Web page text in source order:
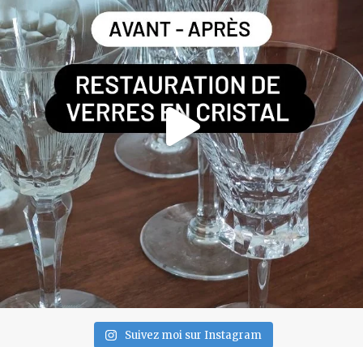
Suivez moi sur Instagram